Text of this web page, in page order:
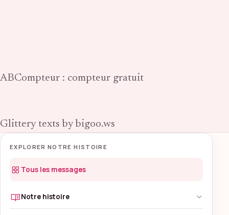
ABCompteur : compteur gratuit
Glittery texts by bigoo.ws
EXPLORER NOTRE HISTOIRE
Tous les messages
Notre histoire